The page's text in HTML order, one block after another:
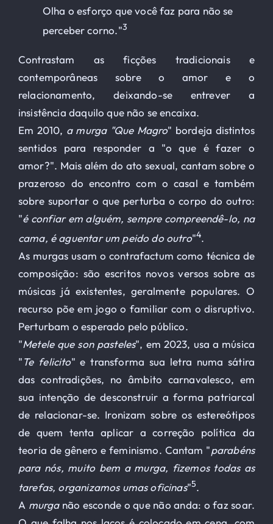
Olha o esforço que você faz para não se
perceber corno."3
Contrastam as ficções tradicionais e
contemporâneas sobre o amor e o
relacionamento, deixando-se entrever a
insistência daquilo que não se encaixa.
Em 2010, a murga "Que Magro" bordeja distintos
sentidos para responder a "o que é fazer o
amor?". Mais além do ato sexual, cantam sobre o
prazeroso do encontro com o casal e também
sobre suportar o que perturba o corpo do outro:
"é confiar em alguém, sempre compreendê-lo, na
cama, é aguentar um peido do outro"4.
As murgas usam o contrafactum como técnica de
composição: são escritos novos versos sobre as
músicas já existentes, geralmente populares. O
recurso põe em jogo o familiar com o disruptivo.
Perturbam o esperado pelo público.
"Metele que son pasteles", em 2023, usa a música
"Te felicito" e transforma sua letra numa sátira
das contradições, no âmbito carnavalesco, em
sua intenção de desconstruir a forma patriarcal
de relacionar-se. Ironizam sobre os estereótipos
de quem tenta aplicar a correção política da
teoria de gênero e feminismo. Cantam "parabéns
para nós, muito bem a murga, fizemos todas as
tarefas, organizamos umas oficinas"5.
A murganão esconde o que não anda: o faz soar.